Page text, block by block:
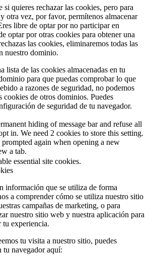
si quieres rechazar las cookies, pero para
otra vez, por favor, permítenos almacenar
libre de optar por no participar en
optar por otras cookies para obtener una
las cookies, eliminaremos todas las
nuestro dominio.
lista de las cookies almacenadas en tu
para que puedas comprobar lo que
a razones de seguridad, no podemos
cookies de otros dominios. Puedes
de seguridad de tu navegador.
hiding of message bar and refuse all
in. We need 2 cookies to store this setting.
again when opening a new
a tab.
essential site cookies.
información que se utiliza de forma
a comprender cómo se utiliza nuestro sitio
campañas de marketing, o para
nuestro sitio web y nuestra aplicación para
experiencia.
tu visita a nuestro sitio, puedes
tu navegador aquí: